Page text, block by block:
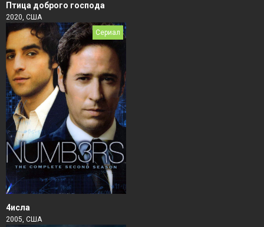
Птица доброго господа
2020, США
Сериал
4исла
2005, США